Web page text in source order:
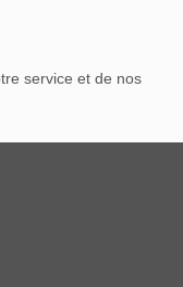
service et de nos